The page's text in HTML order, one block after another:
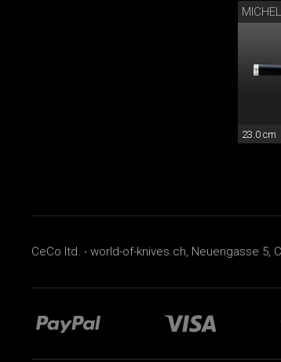
23.0 cm
CeCo ltd. - world-of-knives.ch, Neuengasse 5,